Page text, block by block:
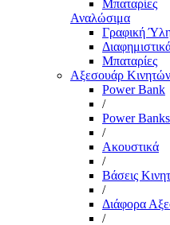
Μπαταρίες
Αναλώσιμα
Γραφική
Μπαταρίες
Αξεσουάρ
Power Bank
/
Power Banks
/
Ακουστικά
/
Βάσεις
/
Διάφορα
/